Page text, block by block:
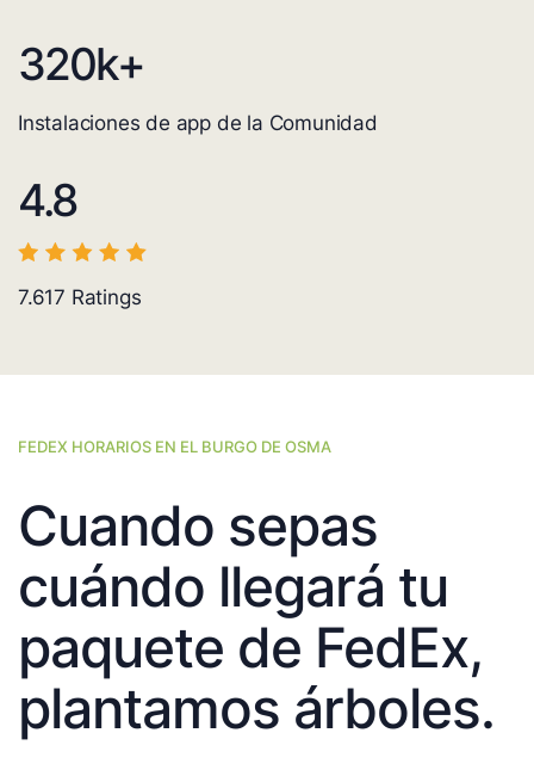
320k+
Instalaciones de app de la Comunidad
4.8
7.617 Ratings
FEDEX HORARIOS EN EL BURGO DE OSMA
Cuando sepas
cuándo llegará tu
paquete de FedEx,
plantamos árboles.